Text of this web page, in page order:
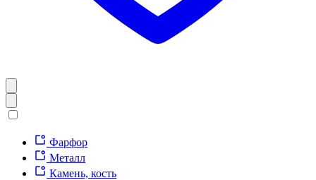
Фарфор
Металл
Камень, кость